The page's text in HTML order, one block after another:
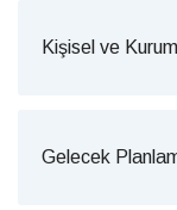
Kişisel ve
Gelecek